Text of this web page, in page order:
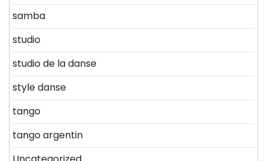
samba
studio
studio de la danse
style danse
tango
tango argentin